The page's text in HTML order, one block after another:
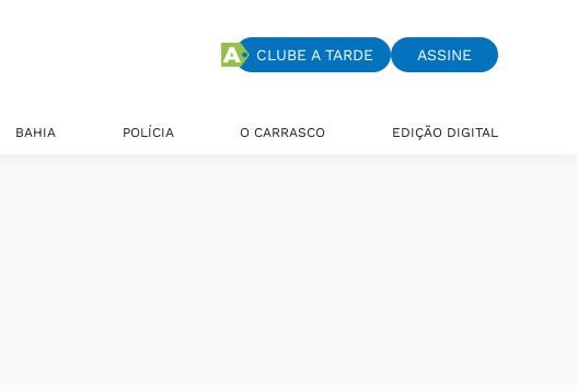
CLUBE A TARDE ASSINE
BAHIA POLÍCIA O CARRASCO EDIÇÃO DIGITAL